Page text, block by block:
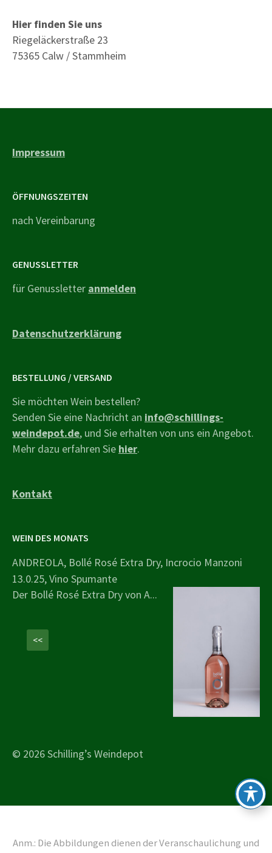
Hier finden Sie uns
Riegeläckerstraße 23
75365 Calw / Stammheim
Impressum
ÖFFNUNGSZEITEN
nach Vereinbarung
GENUSSLETTER
für Genussletter anmelden
Datenschutzerklärung
BESTELLUNG / VERSAND
Sie möchten Wein bestellen?
Senden Sie eine Nachricht an info@schillings-
weindepot.de, und Sie erhalten von uns ein Angebot.
Mehr dazu erfahren Sie hier.
Kontakt
WEIN DES MONATS
ANDREOLA, Bollé Rosé Extra Dry, Incrocio Manzoni
13.0.25, Vino Spumante
Der Bollé Rosé Extra Dry von A...
<<
© 2026 Schilling’s Weindepot
Anm.: Die Abbildungen dienen der Veranschaulichung und